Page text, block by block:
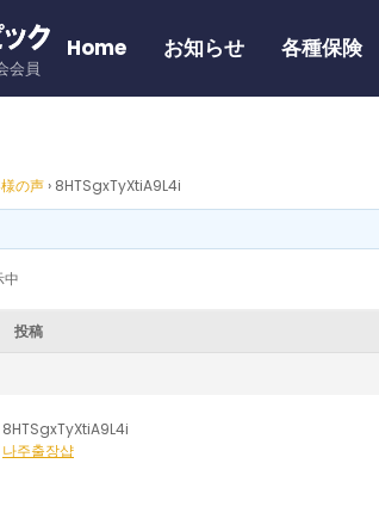
会員
Home お知らせ 各種保険
の声 › 8HTSgxTyXtiA9L4i
中
投稿
8HTSgxTyXtiA9L4i
나주출장샵